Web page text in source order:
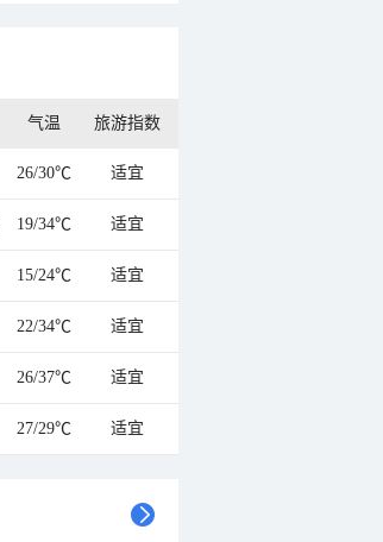
气温 旅游指数
26/30℃ 适宜
19/34℃ 适宜
15/24℃ 适宜
22/34℃ 适宜
26/37℃ 适宜
27/29℃ 适宜